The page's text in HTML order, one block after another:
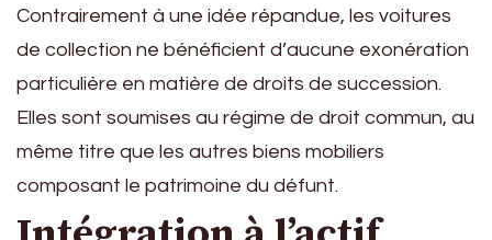
Contrairement à une idée répandue, les voitures
de collection ne bénéficient d’aucune exonération
particulière en matière de droits de succession.
Elles sont soumises au régime de droit commun, au
même titre que les autres biens mobiliers
composant le patrimoine du défunt.